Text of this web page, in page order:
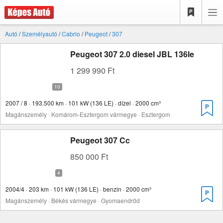
Autó /Személyautó /Cabrio /Peugeot/307
Peugeot 307 2.0 diesel JBL 136le
1 299 990 Ft
2007 / 8 · 193.500 km · 101 kW (136 LE) · dízel · 2000 cm³
Magánszemély · Komárom-Esztergom vármegye · Esztergom
Peugeot 307 Cc
850 000 Ft
2004/4 · 203 km · 101 kW (136 LE) · benzin · 2000 cm³
Magánszemély · Békés vármegye · Gyomaendrőd